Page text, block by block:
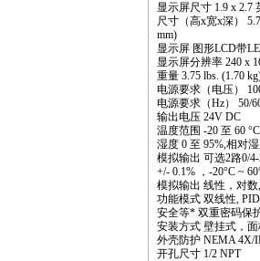
显示屏尺寸 1.9 x 2.7
尺寸（高x宽x深）
mm)
显示屏 图形LCD带
显示屏分辨率 240 x
重量 3.75 lbs. (1.70
电源要求（电压）
电源要求（Hz） 50/
输出电压 24V DC
温度范围 -20 至 60 °C
湿度 0 至 95%,相对
模拟输出 可选2路0/
+/- 0.1% ，-20°C ~
模拟输出 线性，对数,
功能模式 双线性, PID
安全等* 双重密码保
安装方式 壁挂式，
外壳防护 NEMA 4X/
开孔尺寸 1/2 NPT